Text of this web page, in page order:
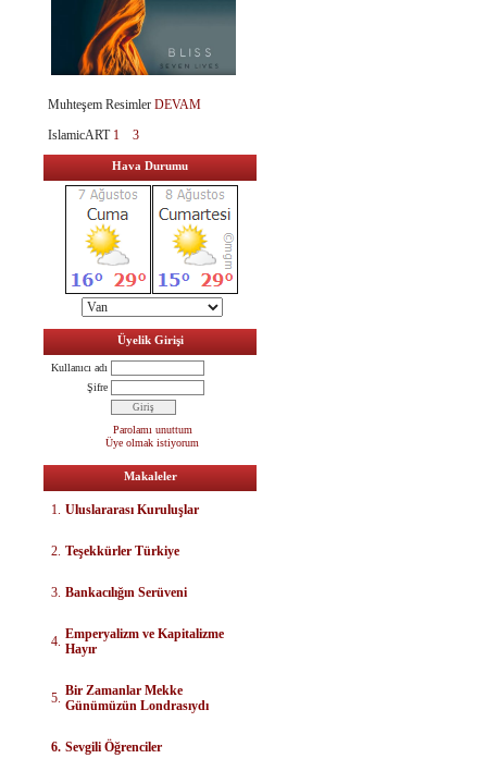
Muhteşem Resimler DEVAM
IslamicART 1 3
Hava Durumu
Üyelik Girişi
Kullanıcı adı
Şifre
Parolamı unuttum
Üye olmak istiyorum
Makaleler
1. Uluslararası Kuruluşlar
2. Teşekkürler Türkiye
3. Bankacılığın Serüveni
4. Emperyalizm ve Kapitalizme
Hayır
5. Bir Zamanlar Mekke
Günümüzün Londrasıydı
6. Sevgili Öğrenciler